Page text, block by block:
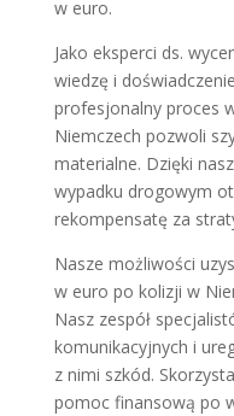
w euro.
Jako eksperci ds.
wiedzę i
profesjonalny proces
Niemczech pozwoli
materialne. Dzięki
wypadku drogowym
rekompensatę za
Nasze możliwości
w euro po kolizji w
Nasz zespół
komunikacyjnych i
z nimi szkód.
pomoc finansową po